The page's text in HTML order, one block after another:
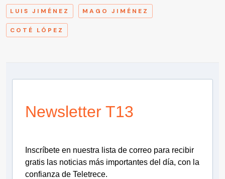
LUIS JIMÉNEZ MAGO JIMÉNEZ
COTÉ LÓPEZ
Newsletter T13
Inscríbete en nuestra lista de correo para recibir
gratis las noticias más importantes del día, con la
confianza de Teletrece.